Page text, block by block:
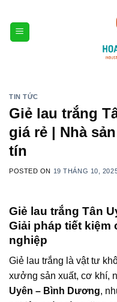
content
TIN TỨC
Giẻ lau trắng
giá rẻ | Nhà
tín
POSTED ON 19 THÁNG 10,
Giẻ lau trắng Tân
Giải pháp tiết
nghiệp
Giẻ lau trắng là vật tư
xưởng sản xuất, cơ khí,
Uyên – Bình Dương,